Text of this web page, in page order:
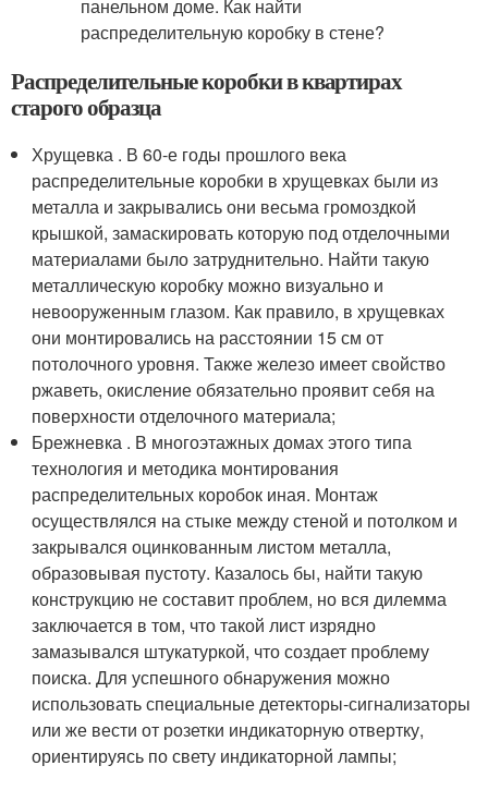
Распределительные коробки в квартирах
старого образца
Хрущевка . В 60-е годы прошлого века
распределительные коробки в хрущевках были из
металла и закрывались они весьма громоздкой
крышкой, замаскировать которую под отделочными
материалами было затруднительно. Найти такую
металлическую коробку можно визуально и
невооруженным глазом. Как правило, в хрущевках
они монтировались на расстоянии 15 см от
потолочного уровня. Также железо имеет свойство
ржаветь, окисление обязательно проявит себя на
поверхности отделочного материала;
Брежневка . В многоэтажных домах этого типа
технология и методика монтирования
распределительных коробок иная. Монтаж
осуществлялся на стыке между стеной и потолком и
закрывался оцинкованным листом металла,
образовывая пустоту. Казалось бы, найти такую
конструкцию не составит проблем, но вся дилемма
заключается в том, что такой лист изрядно
замазывался штукатуркой, что создает проблему
поиска. Для успешного обнаружения можно
использовать специальные детекторы-сигнализаторы
или же вести от розетки индикаторную отвертку,
ориентируясь по свету индикаторной лампы;